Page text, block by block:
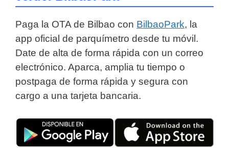
Paga la OTA de Bilbao con BilbaoPark, la
app oficial de parquímetro desde tu móvil.
Date de alta de forma rápida con un correo
electrónico. Aparca, amplia tu tiempo o
postpaga de forma rápida y segura con
cargo a una tarjeta bancaria.